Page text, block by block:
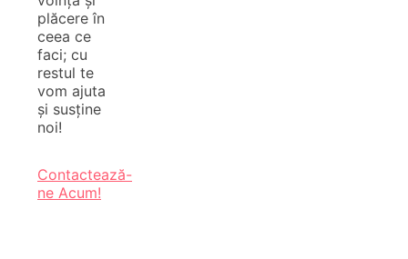
plăcere în
ceea ce
faci; cu
restul te
vom ajuta
și susține
noi!
Contactează-
ne Acum!